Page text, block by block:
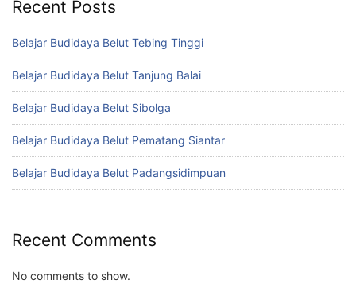
Recent Posts
Belajar Budidaya Belut Tebing Tinggi
Belajar Budidaya Belut Tanjung Balai
Belajar Budidaya Belut Sibolga
Belajar Budidaya Belut Pematang Siantar
Belajar Budidaya Belut Padangsidimpuan
Recent Comments
No comments to show.